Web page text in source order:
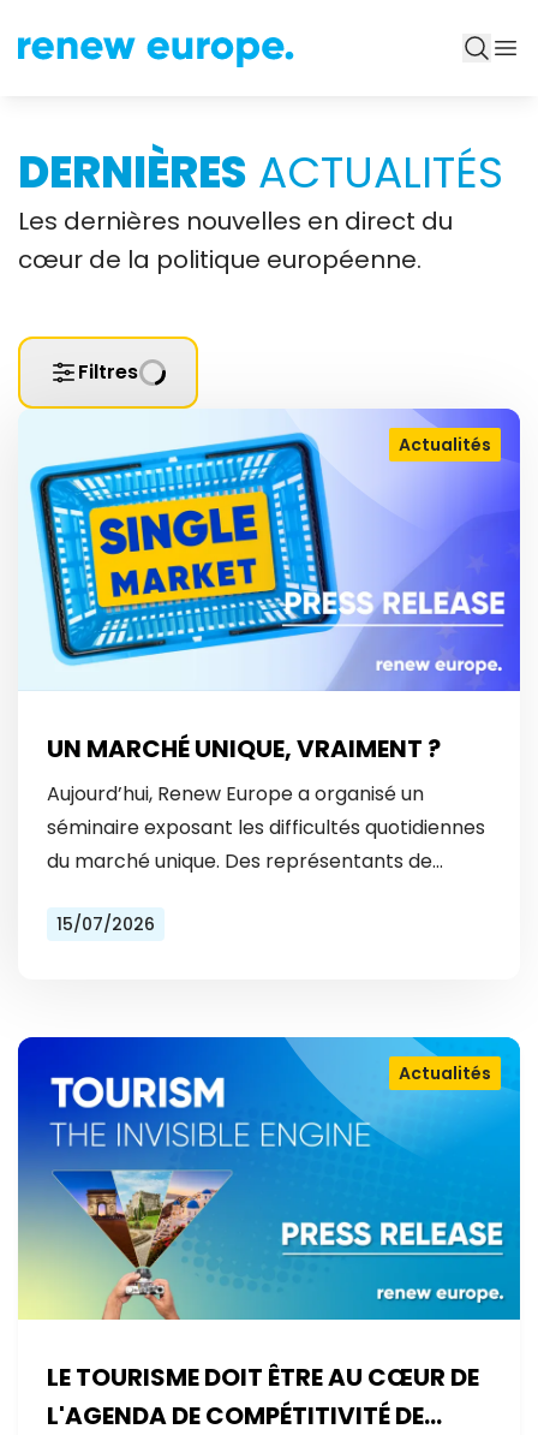
DERNIÈRES ACTUALITÉS
Les dernières nouvelles en direct du
cœur de la politique européenne.
Filtres
Actualités
UN MARCHÉ UNIQUE, VRAIMENT ?
Aujourd’hui, Renew Europe a organisé un
séminaire exposant les difficultés quotidiennes
du marché unique. Des représentants de
auxquels ils font face tous les…
15/07/2026
LE TOURISME DOIT ÊTRE AU CŒUR DE
L'AGENDA DE COMPÉTITIVITÉ DE
Actualités